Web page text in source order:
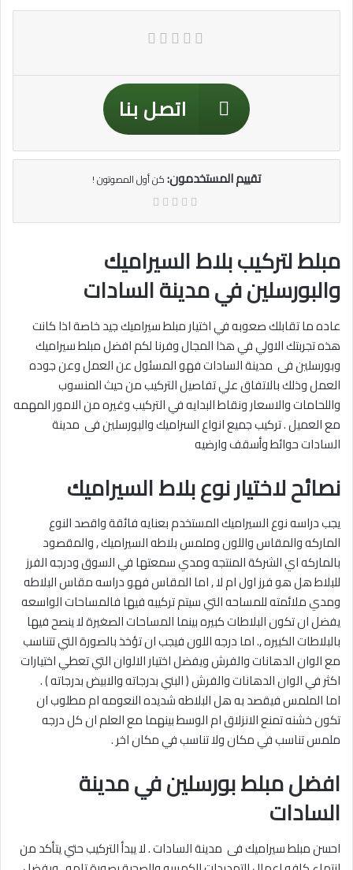
اتصل بنا
تقييم المستخدمون:كن أول المصوتون !
مبلط لتركيب بلاط السيراميك
والبورسلين في مدينة السادات
عاده ما تقابلك صعوبه في اختيار مبلط سيراميك جيد خاصة اذا كانت
هذه تجربتك الاولي في هذا المجال وفرنا لكم افضل مبلط سيراميك
وبورسلين فى مدينة السادات فهو المسئول عن العمل وعن جوده
العمل وذلك بالاتفاق علي تفاصيل التركيب من حيث المنسوب
واللحامات والاسعار ونقاط البدايه في التركيب وغيره من الامور المهمه
مع العميل . تركيب جميع انواع السراميك والبورسلين فى مدينة
السادات حوائط وأسقف وارضيه‎
نصائح لاختيار نوع بلاط السيراميك
يجب دراسه نوع السيراميك المستخدم بعنايه فائقة واقصد النوع
الماركه والمقاس واللون وملمس بلاطه السيراميك , والمقصود
بالماركه اي الشركة المنتجه ومدي سمعتها في السوق ودرجه الفرز
للبلاط هل هو فرز اول ام لا , اما المقاس فهو دراسه مقاس البلاطه
ومدي ملائمته للمساحه التي سيتم تركيبه فيها فالمساحات الواسعه
يفضل ان تكون البلاطات كبيره بينما المساحات الصغيرة لا ينصح فيها
بالبلاطات الكبيره ,. اما درجه اللون فيجب ان تؤخذ بالصورة التي تتناسب
مع الوان الدهانات والفرش ويفضل اختيار الالوان التي تعطي اختيارات
اكثر في الوان الدهانات والفرش ( البني بدرجاته والابيض بدرجاته ) .
اما الملمس فيقصد به هل البلاطه شديده النعومه ام مطلوب ان
تكون خشنه تمنع الانزلاق ام الوسط بينهما مع العلم ان كل درجه
ملمس تناسب في مكان ولا تناسب في مكان اخر .
افضل مبلط بورسلين في مدينة
السادات
احسن مبلط سيراميك فى مدينة السادات . لا يبدأ التركيب حتي يتأكد من